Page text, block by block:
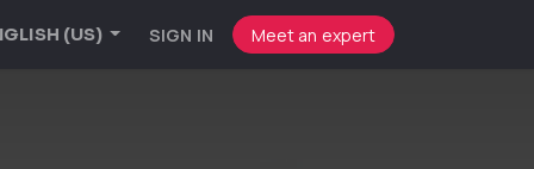
(US) SIGN IN Meet an expert